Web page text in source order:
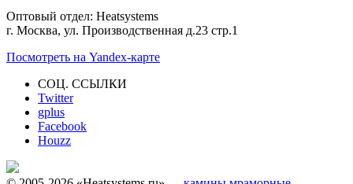
Оптовый отдел: Heatsystems
г. Москва, ул. Производственная д.23 стр.1
Посмотреть на Yandex-карте
СОЦ. ССЫЛКИ
Twitter
gplus
Facebook
Houzz